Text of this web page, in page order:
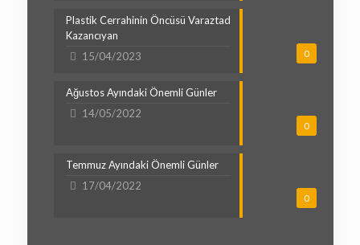
0
Plastik Cerrahinin Öncüsü Varaztad
Kazancıyan
15/04/2023
0
Ağustos Ayındaki Önemli Günler
14/05/2022
0
Temmuz Ayındaki Önemli Günler
17/04/2022